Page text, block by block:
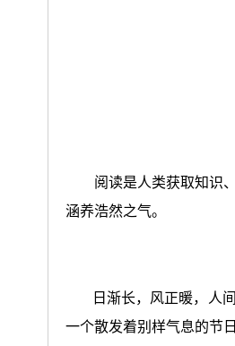
阅读是人类获取知识
涵养浩然之气。
日渐长，风正暖，人
一个散发着别样气息的节